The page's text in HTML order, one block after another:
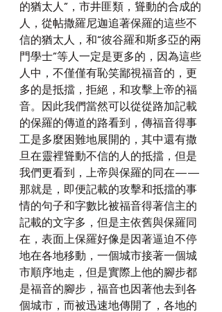
的猶太人”，市井匪類，聳動的合成的
人，從帖撒羅尼迦追著保羅的這些不
信的猶太人，和“彼谷羅和斯多亞的兩
門學士”等人一定是更多的，因為這些
人中，不僅僅有恥笑鄙視福音的，更
多的是抵擋，拒絕，和攻擊上帝的福
音。因此我們當然可以從從路加記載
的保羅的傳道的路看到，傳福音得事
工是多麼困難地展開的，其中還有撒
旦在靈裡聳動不信的人的抵擋，但是
我們更看到，上帝與保羅的同在——
那就是，即便記載的攻擊和抵擋的事
情的句子和字數比被福音得著信主的
記載的文字多，但是主依舊與保羅同
在，表面上保羅好像是因著逼迫不停
地在各地移動，一個城市接著一個城
市順序地走，但是實際上他的腳步都
是福音的腳步，福音也因著他去到各
個城市，而被迅速地傳開了，各地的